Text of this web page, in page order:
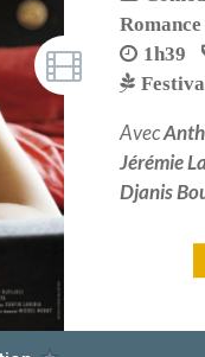
Romance
1h39
Avec
Jérémie
Djanis